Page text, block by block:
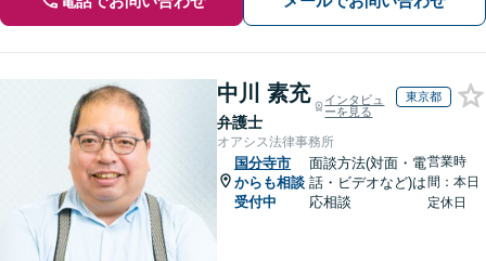
中川 素充
弁護士
インタビュ
ーを見る
東京都
オアシス法律事務所
国分寺市
からも相談
受付中
面談方法(対面・電
話・ビデオなど)は
応相談
営業時
間：本日
定休日